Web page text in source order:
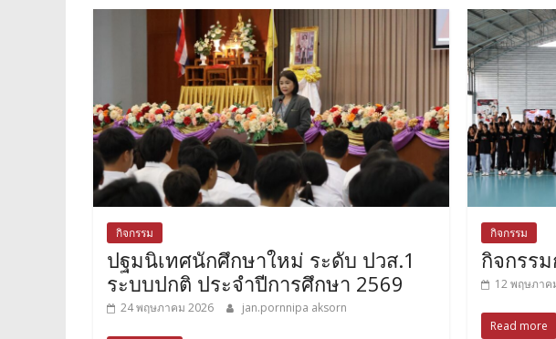
กิจกรรม
ปฐมนิเทศนักศึกษาใหม่ ระดับ ปวส.1
ระบบปกติ ประจำปีการศึกษา 2569
24 พฤษภาคม 2026 jan.pornnipa aksorn
กิจกรรม
กิจกรร
12 พฤษภาค
Read more